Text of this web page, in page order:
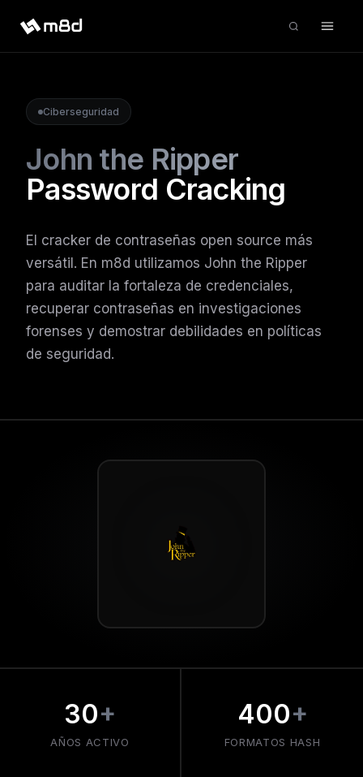
Ciberseguridad
John the Ripper
Password Cracking
El cracker de contraseñas open source más
versátil. En m8d utilizamos John the Ripper
para auditar la fortaleza de credenciales,
recuperar contraseñas en investigaciones
forenses y demostrar debilidades en políticas
de seguridad.
30+
AÑOS ACTIVO
400+
FORMATOS HASH